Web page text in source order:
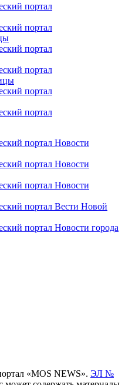
портал
портал
портал
портал
портал
портал
портал Новости
портал Новости
портал Новости
портал Вести Новой
портал Новости города
«MOS NEWS». ЭЛ №